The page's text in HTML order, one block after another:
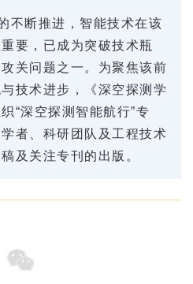
不断推进，智能技术在该
要，已成为突破技术瓶
关问题之一。为聚焦该前
技术进步，《深空探测学
“深空探测智能航行”专
者、科研团队及工程技术
及关注专刊的出版。